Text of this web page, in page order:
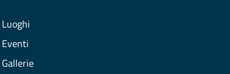
Luoghi
Eventi
Gallerie